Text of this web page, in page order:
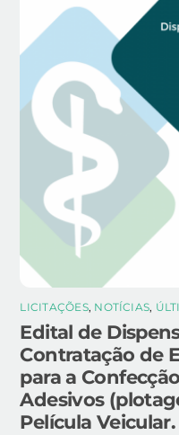
LICITAÇÕES, NOTÍCIAS,
Edital de
Contratação de
para a
Adesivos
Película Veicular.